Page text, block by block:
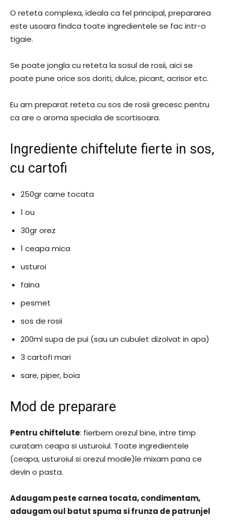
O reteta complexa, ideala ca fel principal, prepararea
este usoara findca toate ingredientele se fac intr-o
tigaie.
Se poate jongla cu reteta la sosul de rosii, aici se
poate pune orice sos doriti, dulce, picant, acrisor etc.
Eu am preparat reteta cu sos de rosii grecesc pentru
ca are o aroma speciala de scortisoara.
Ingrediente chiftelute fierte in sos,
cu cartofi
250gr carne tocata
1 ou
30gr orez
1 ceapa mica
usturoi
faina
pesmet
sos de rosii
200ml supa de pui (sau un cubulet dizolvat in apa)
3 cartofi mari
sare, piper, boia
Mod de preparare
Pentru chiftelute: fierbem orezul bine, intre timp
curatam ceapa si usturoiul. Toate ingredientele
(ceapa, usturoiul si orezul moale)le mixam pana ce
devin o pasta.
Adaugam peste carnea tocata, condimentam,
adaugam oul batut spuma si frunza de patrunjel